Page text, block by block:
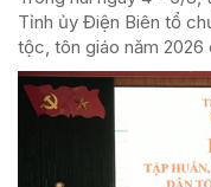
Tỉnh ủy Điện Biên tổ
tộc, tôn giáo năm